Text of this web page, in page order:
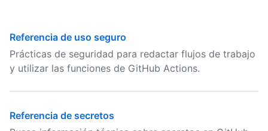
Referencia de uso seguro
Prácticas de seguridad para redactar flujos de trabajo
y utilizar las funciones de GitHub Actions.
Referencia de secretos